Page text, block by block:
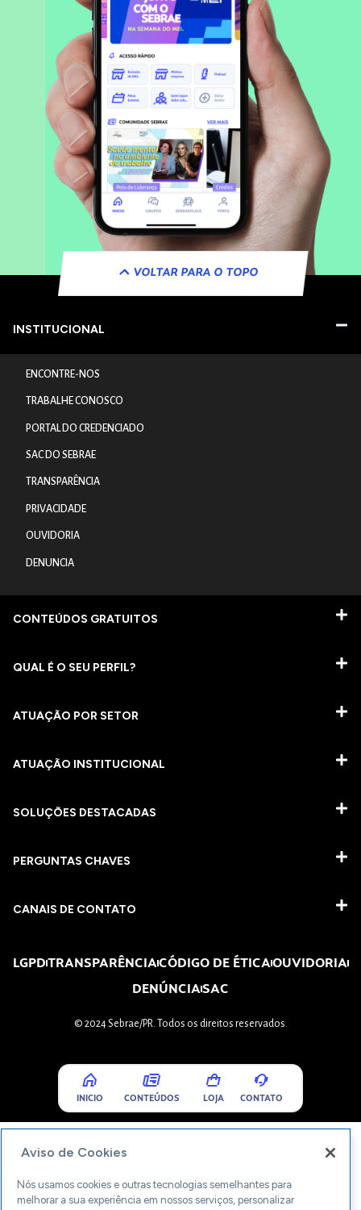
VOLTAR PARA O TOPO
INSTITUCIONAL
ENCONTRE-NOS
TRABALHE CONOSCO
PORTAL DO CREDENCIADO
SAC DO SEBRAE
TRANSPARÊNCIA
PRIVACIDADE
OUVIDORIA
DENUNCIA
CONTEÚDOS GRATUITOS
QUAL É O SEU PERFIL?
ATUAÇÃO POR SETOR
ATUAÇÃO INSTITUCIONAL
SOLUÇÕES DESTACADAS
PERGUNTAS CHAVES​
CANAIS DE CONTATO
LGPDTRANSPARÊNCIACÓDIGO DE ÉTICAOUVIDORIA
DENÚNCIASAC
© 2024 Sebrae/PR. Todos os direitos reservados.
INICIO CONTEÚDOS LOJA CONTATO
Aviso de Cookies
Nós usamos cookies e outras tecnologias semelhantes para
melhorar a sua experiência em nossos serviços, personalizar